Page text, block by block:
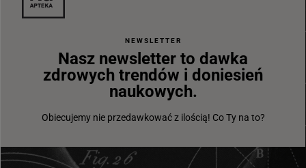
NEWSLETTER
Nasz newsletter to dawka
zdrowych trendów i doniesień
naukowych.
Obiecujemy nie przedawkować z ilością! Co Ty na to?